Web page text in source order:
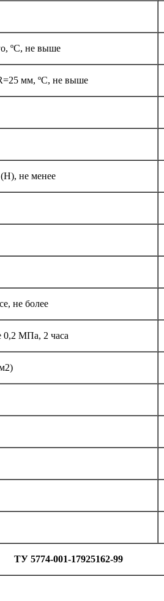
ºС, не выше
мм, ºС, не выше
не менее
не более
0,2 МПа, 2 часа
ТУ 5774-001-17925162-99